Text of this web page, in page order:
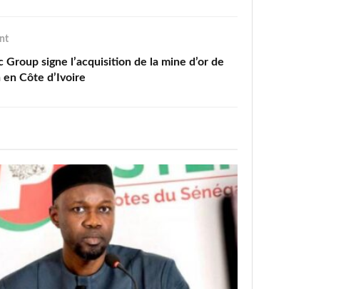
Group signe l’acquisition de la mine d’or de
en Côte d’Ivoire